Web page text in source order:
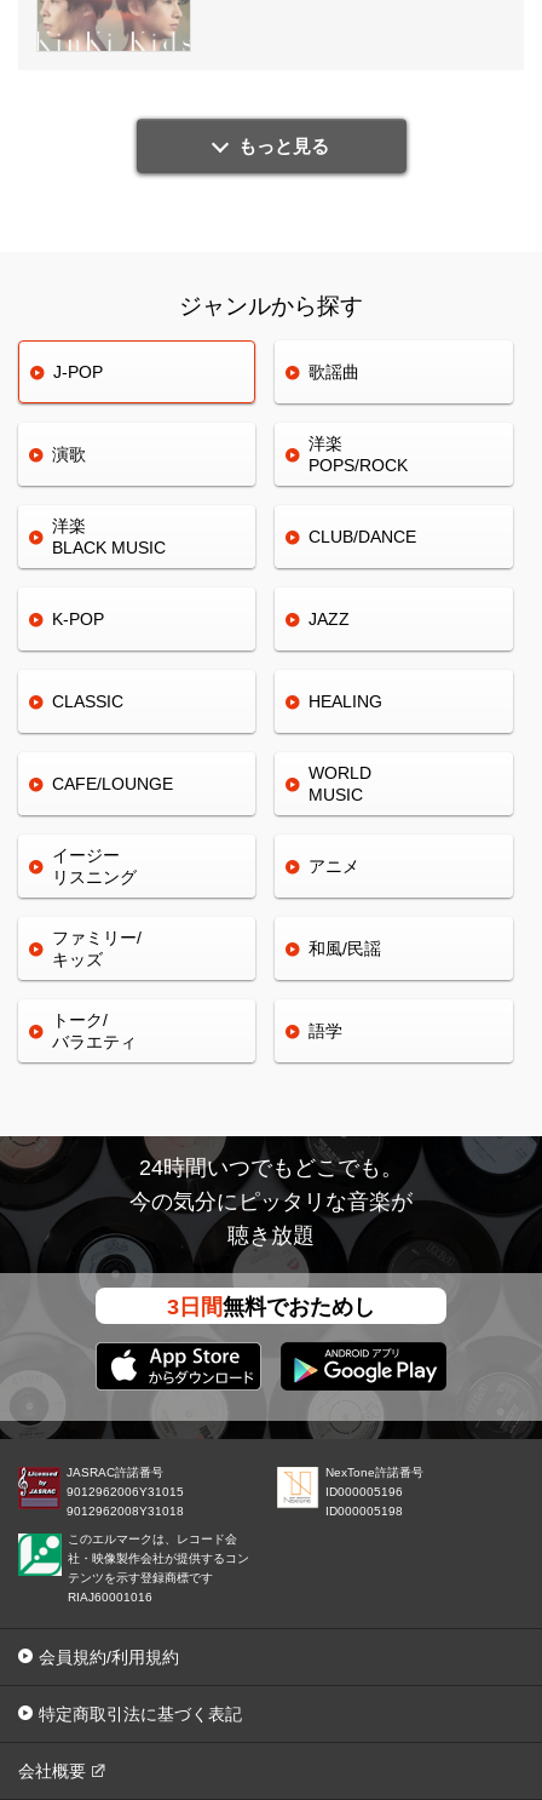
もっと見る
ジャンルから探す
J-POP 歌謡曲
演歌
洋楽
POPS/ROCK
洋楽
BLACK MUSIC
CLUB/DANCE
K-POP JAZZ
CLASSIC HEALING
CAFE/LOUNGE
WORLD
MUSIC
イージー
リスニング
アニメ
ファミリー/
キッズ
和風/民謡
トーク/
バラエティ
語学
24時間いつでもどこでも。
今の気分にピッタリな音楽が
聴き放題
3日間無料でおためし
JASRAC許諾番号
9012962006Y31015
9012962008Y31018
NexTone許諾番号
ID000005196
ID000005198
このエルマークは、レコード会
社・映像製作会社が提供するコン
テンツを示す登録商標です
RIAJ60001016
会員規約/利用規約
特定商取引法に基づく表記
会社概要